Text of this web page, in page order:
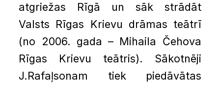
atgriežas Rīgā un sāk strādāt
Valsts Rīgas Krievu drāmas teātrī
(no 2006. gada – Mihaila Čehova
Rīgas Krievu teātris). Sākotnēji
J.Rafaļsonam tiek piedāvātas